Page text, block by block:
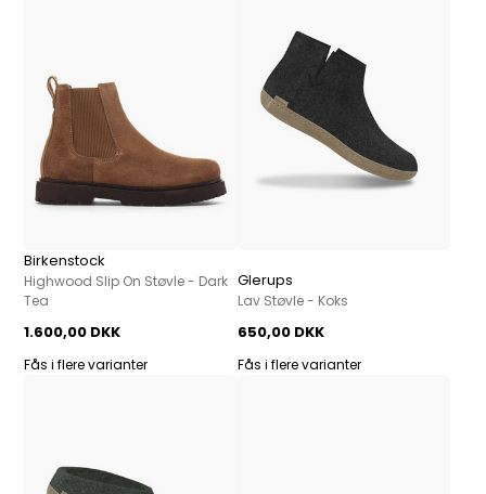
Birkenstock
Highwood Slip On Støvle - Dark
Tea
1.600,00 DKK
Fås i flere varianter
Glerups
Lav Støvle - Koks
650,00 DKK
Fås i flere varianter